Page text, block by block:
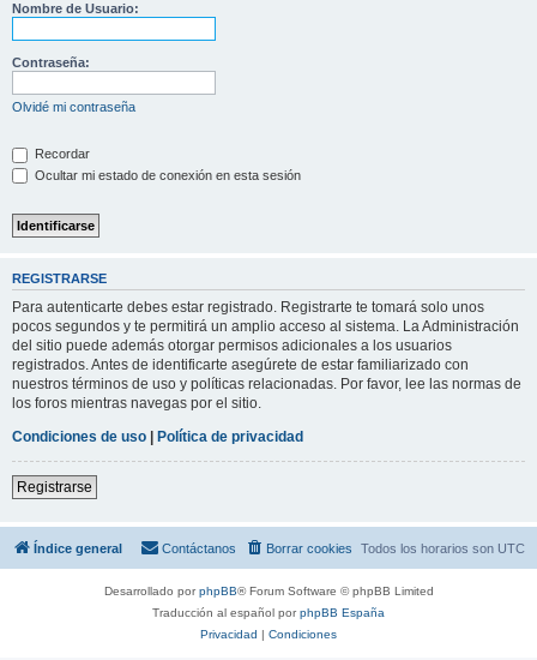
Nombre de Usuario:
Contraseña:
Olvidé mi contraseña
Recordar
Ocultar mi estado de conexión en esta sesión
REGISTRARSE
Para autenticarte debes estar registrado. Registrarte te tomará solo unos
pocos segundos y te permitirá un amplio acceso al sistema. La Administración
del sitio puede además otorgar permisos adicionales a los usuarios
registrados. Antes de identificarte asegúrete de estar familiarizado con
nuestros términos de uso y políticas relacionadas. Por favor, lee las normas de
los foros mientras navegas por el sitio.
Condiciones de uso | Política de privacidad
Registrarse
Índice general Todos los horarios son UTC
Borrar cookies
Contáctanos
Desarrollado porphpBB® Forum Software © phpBB Limited
Traducción al español porphpBB España
Privacidad | Condiciones